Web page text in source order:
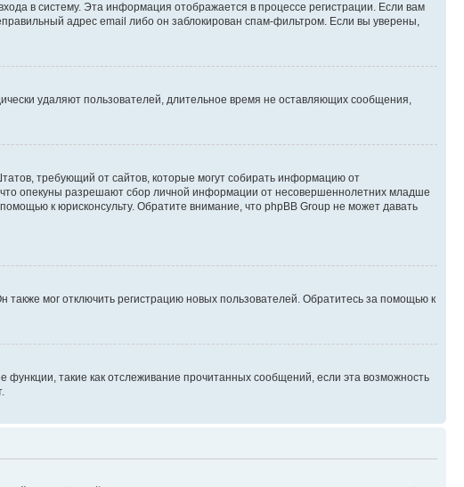
в систему. Эта информация отображается в процессе регистрации. Если вам
адрес email либо он заблокирован спам-фильтром. Если вы уверены,
удаляют пользователей, длительное время не оставляющих сообщения,
требующий от сайтов, которые могут собирать информацию от
опекуны разрешают сбор личной информации от несовершеннолетних младше
к юрисконсульту. Обратите внимание, что phpBB Group не может давать
мог отключить регистрацию новых пользователей. Обратитесь за помощью к
такие как отслеживание прочитанных сообщений, если эта возможность